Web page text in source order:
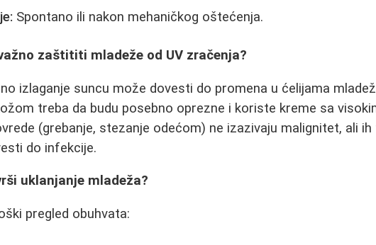
Spontano ili nakon mehaničkog oštećenja.
zaštititi mladeže od UV zračenja?
izlaganje suncu može dovesti do promena u ćelijama
treba da budu posebno oprezne i koriste kreme sa
(grebanje, stezanje odećom) ne izazivaju malignitet, ali
do infekcije.
uklanjanje mladeža?
pregled obuhvata: